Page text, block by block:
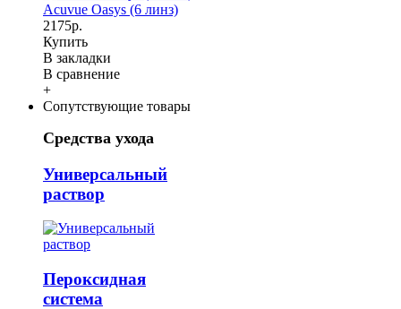
Acuvue Oasys (6 линз)
2175р.
Купить
В закладки
В сравнение
+
Сопутствующие товары
Средства ухода
Универсальный
раствор
Пероксидная
система